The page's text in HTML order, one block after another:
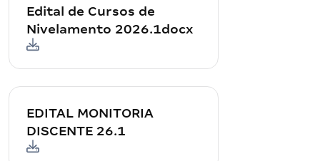
Edital de Cursos de
Nivelamento 2026.1docx
EDITAL MONITORIA
DISCENTE 26.1